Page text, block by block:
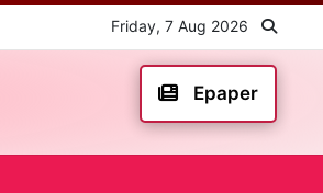
Friday, 7 Aug 2026
Epaper